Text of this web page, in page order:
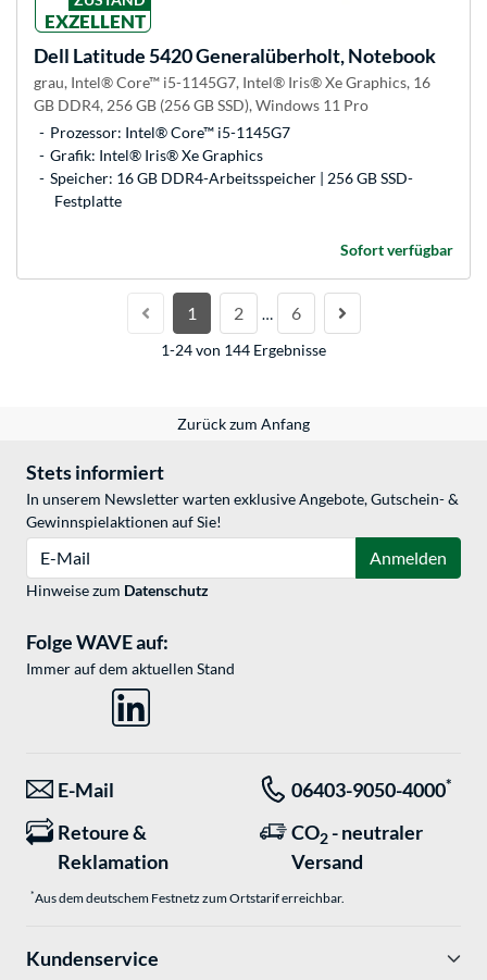
EXZELLENT
Dell Latitude 5420 Generalüberholt, Notebook
grau, Intel® Core™ i5-1145G7, Intel® Iris® Xe Graphics, 16
GB DDR4, 256 GB (256 GB SSD), Windows 11 Pro
Prozessor: Intel® Core™ i5-1145G7
Grafik: Intel® Iris® Xe Graphics
Speicher: 16 GB DDR4-Arbeitsspeicher | 256 GB SSD-
Festplatte
Sofort verfügbar
1 2 … 6
1-24 von 144 Ergebnisse
Zurück zum Anfang
Stets informiert
In unserem Newsletter warten exklusive Angebote, Gutschein- &
Gewinnspielaktionen auf Sie!
Anmelden
Hinweise zum Datenschutz
Folge WAVE auf:
Immer auf dem aktuellen Stand
E-Mail 06403-9050-4000*
Retoure &
Reklamation
CO2 - neutraler
Versand
*Aus dem deutschem Festnetz zum Ortstarif erreichbar.
Kundenservice